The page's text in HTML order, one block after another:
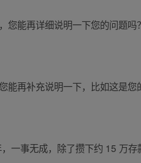
您能再详细说明一下您的问题
能再补充说明一下，比如这是
一事无成，除了攒下约 15 万